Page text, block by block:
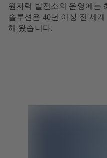
원자력 발전소의 운영에는
솔루션은 40년 이상 전 세
해 왔습니다.